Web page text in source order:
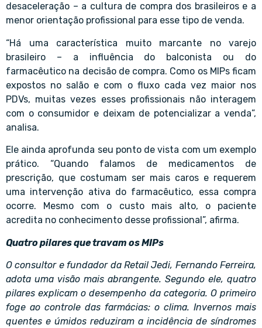
desaceleração – a cultura de compra dos brasileiros e a
menor orientação profissional para esse tipo de venda.
“Há uma característica muito marcante no varejo
brasileiro – a influência do balconista ou do
farmacêutico na decisão de compra. Como os MIPs ficam
expostos no salão e com o fluxo cada vez maior nos
PDVs, muitas vezes esses profissionais não interagem
com o consumidor e deixam de potencializar a venda”,
analisa.
Ele ainda aprofunda seu ponto de vista com um exemplo
prático. “Quando falamos de medicamentos de
prescrição, que costumam ser mais caros e requerem
uma intervenção ativa do farmacêutico, essa compra
ocorre. Mesmo com o custo mais alto, o paciente
acredita no conhecimento desse profissional”, afirma.
Quatro pilares que travam os MIPs
O consultor e fundador da Retail Jedi, Fernando Ferreira,
adota uma visão mais abrangente. Segundo ele, quatro
pilares explicam o desempenho da categoria. O primeiro
foge ao controle das farmácias: o clima. Invernos mais
quentes e úmidos reduziram a incidência de síndromes